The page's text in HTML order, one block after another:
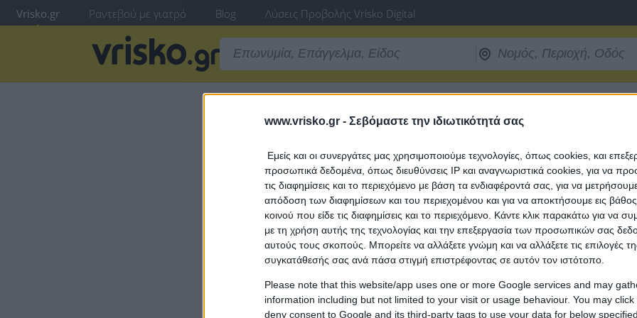
www.vrisko.gr - Σεβόμαστε την ιδιωτικότητά σας
Εμείς και οι συνεργάτες μας χρησιμοποιούμε τεχνολογίες, όπως cookies, και
προσωπικά δεδομένα, όπως διευθύνσεις IP και αναγνωριστικά cookies, για να
τις διαφημίσεις και το περιεχόμενο με βάση τα ενδιαφέροντά σας, για να
απόδοση των διαφημίσεων και του περιεχομένου και για να αποκτήσουμε εις
κοινού που είδε τις διαφημίσεις και το περιεχόμενο. Κάντε κλικ παρακάτω για να
με τη χρήση αυτής της τεχνολογίας και την επεξεργασία των προσωπικών σας
αυτούς τους σκοπούς. Μπορείτε να αλλάξετε γνώμη και να αλλάξετε τις επιλογές
συγκατάθεσής σας ανά πάσα στιγμή επιστρέφοντας σε αυτόν τον ιστότοπο.
Please note that this website/app uses one or more Google services and may
information including but not limited to your visit or usage behaviour. You may
deny consent to Google and its third-party tags to use your data for below
Vrisko.gr Ραντεβού με γιατρό Blog Λύσεις Προβολής Vrisko Digital
ότι δεν είστε ρομποτ!
Ευχαριστούμε για την κατανόηση.
Η ομάδα ασφαλείας δεδομένων του vrisko.gr